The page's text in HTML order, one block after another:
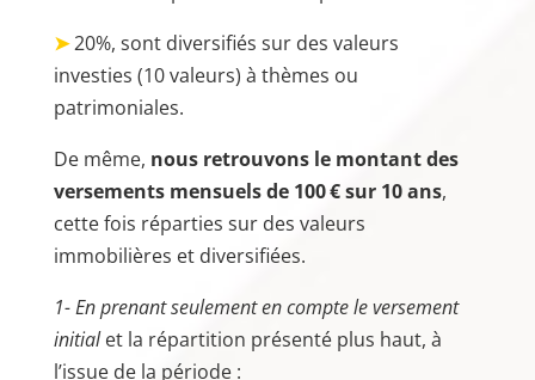
➤20%, sont diversifiés sur des valeurs
investies (10 valeurs) à thèmes ou
patrimoniales.
De même, nous retrouvons le montant des
versements mensuels de 100 € sur 10 ans,
cette fois réparties sur des valeurs
immobilières et diversifiées.
1- En prenant seulement en compte le versement
initialet la répartition présenté plus haut, à
l’issue de la période :